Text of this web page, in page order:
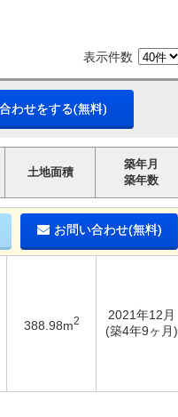
表示件数
わせをする(無料)
土地面積
築年月
築年数
お問い合わせ(無料)
388.98m2
2021年12月
(築4年9ヶ月)